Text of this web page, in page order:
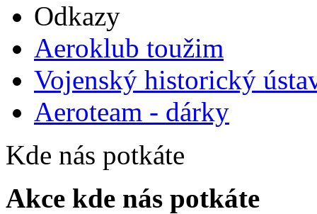
Odkazy
Aeroklub toužim
Vojenský historický
Aeroteam - dárky
Kde nás potkáte
Akce kde nás potkáte